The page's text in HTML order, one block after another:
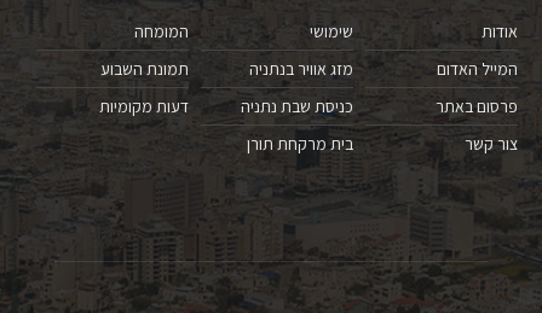
אודות
המייל האדום
פרסום באתר
צור קשר
שימושי
מזג אוויר בנתניה
כניסת שבת נתניה
בית מרקחת תורן
המומחה
תמונת השבוע
דעות מקומיות